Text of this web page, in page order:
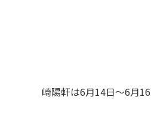
崎陽軒は6月14日～6月